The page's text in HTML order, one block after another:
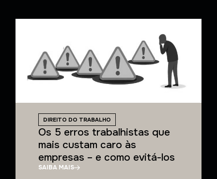
DIREITO DO TRABALHO
Os 5 erros trabalhistas que
mais custam caro às
empresas – e como evitá-los
SAIBA MAIS